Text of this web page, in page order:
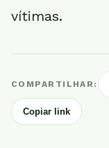
vítimas.
COMPARTILHAR:
Copiar link